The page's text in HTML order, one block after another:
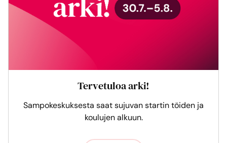
Tervetuloa arki!
Sampokeskuksesta saat sujuvan startin töiden ja
koulujen alkuun.